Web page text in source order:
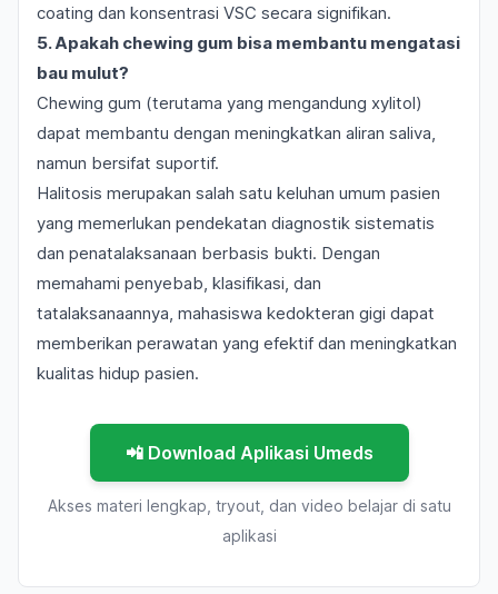
coating dan konsentrasi VSC secara signifikan.
5. Apakah chewing gum bisa membantu mengatasi
bau mulut?
Chewing gum (terutama yang mengandung xylitol)
dapat membantu dengan meningkatkan aliran saliva,
namun bersifat suportif.
Halitosis merupakan salah satu keluhan umum pasien
yang memerlukan pendekatan diagnostik sistematis
dan penatalaksanaan berbasis bukti. Dengan
memahami penyebab, klasifikasi, dan
tatalaksanaannya, mahasiswa kedokteran gigi dapat
memberikan perawatan yang efektif dan meningkatkan
kualitas hidup pasien.
📲 Download Aplikasi Umeds
Akses materi lengkap, tryout, dan video belajar di satu
aplikasi